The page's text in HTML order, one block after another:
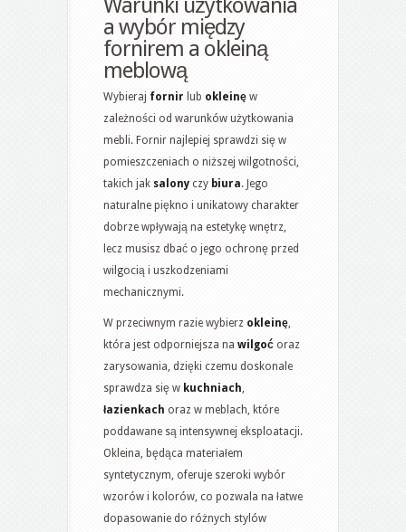
Warunki użytkowania
a wybór między
fornirem a okleiną
meblową
Wybieraj fornir lub okleinę w
zależności od warunków użytkowania
mebli. Fornir najlepiej sprawdzi się w
pomieszczeniach o niższej wilgotności,
takich jak salony czy biura. Jego
naturalne piękno i unikatowy charakter
dobrze wpływają na estetykę wnętrz,
lecz musisz dbać o jego ochronę przed
wilgocią i uszkodzeniami
mechanicznymi.
W przeciwnym razie wybierz okleinę,
która jest odporniejsza na wilgoć oraz
zarysowania, dzięki czemu doskonale
sprawdza się w kuchniach,
łazienkach oraz w meblach, które
poddawane są intensywnej eksploatacji.
Okleina, będąca materiałem
syntetycznym, oferuje szeroki wybór
wzorów i kolorów, co pozwala na łatwe
dopasowanie do różnych stylów